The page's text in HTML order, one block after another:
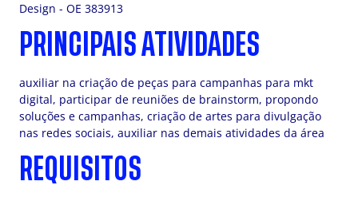
Design - OE 383913
PRINCIPAIS ATIVIDADES
auxiliar na criação de peças para campanhas para mkt
digital, participar de reuniões de brainstorm, propondo
soluções e campanhas, criação de artes para divulgação
nas redes sociais, auxiliar nas demais atividades da área
REQUISITOS